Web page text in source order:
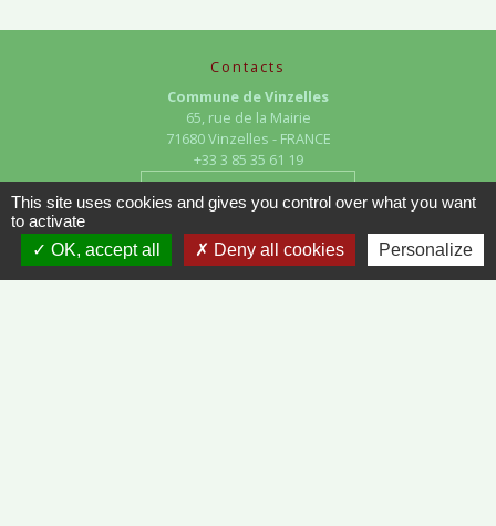
Contacts
Commune de Vinzelles
65, rue de la Mairie
71680 Vinzelles - FRANCE
+33 3 85 35 61 19
Contact par formulaire
This site uses cookies and gives you control over what you want
to activate
OK, accept all
Deny all cookies Personalize